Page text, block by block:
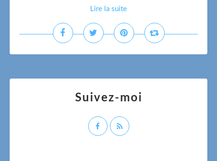
Lire la suite
Suivez-moi